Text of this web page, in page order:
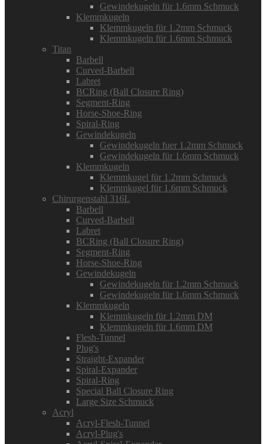
Gewindekugeln für 1.6mm Schmuck
Klemmkugeln
Klemmkugeln für 1.2mm Schmuck
Klemmkugeln für 1.6mm Schmuck
Titan
Barbell
Curved-Barbell
Labret
BCRing (Ball Closure Ring)
Segment-Ring
Horse-Shoe-Ring
Spiral-Ring
Gewindekugeln
Gewindekugeln fuer 1.2mm Schmuck
Gewindekugeln für 1.6mm Schmuck
Klemmkugeln
Klemmkugel für 1.2mm Schmuck
Klemmkugel für 1.6mm Schmuck
Chirurgenstahl 316L
Barbell
Curved-Barbell
Labret
BCRing (Ball Closure Ring)
Segment-Ring
Horse-Shoe-Ring
Gewindekugeln
Gewindekugeln für 1.2mm Schmuck
Gewindekugeln für 1.6mm Schmuck
Klemmkugeln
Klemmkugeln für 1.2mm DM
Klemmkugeln für 1.6mm DM
Flesh-Tunnel
Plug's
Straight-Expander
Spiral-Expander
Spiral-Ring
Special Ball Closure Ring
Large Size Schmuck
Acryl
Acryl-Flesh-Tunnel
Acryl-Plug's